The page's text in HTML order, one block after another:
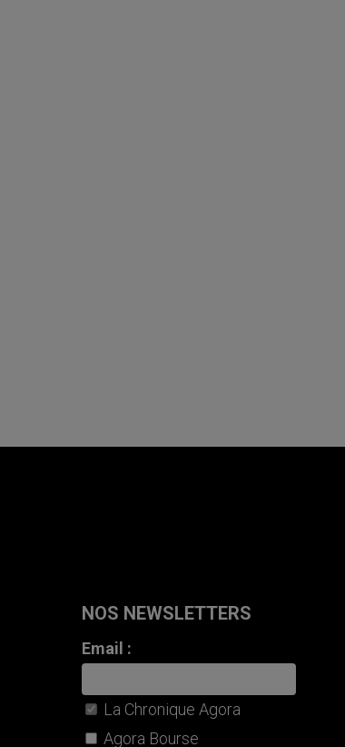
NOS NEWSLETTERS
Email :
La Chronique Agora
Agora Bourse